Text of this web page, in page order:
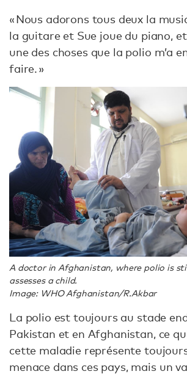
« Nous adorons tous deux la
la guitare et Sue joue du piano,
une des choses que la polio m’a
faire. »
A doctor in Afghanistan, where polio is
assesses a child.
Image: WHO Afghanistan/R.Akbar
La polio est toujours au stade
Pakistan et en Afghanistan, ce
cette maladie représente
menace dans ces pays, mais un